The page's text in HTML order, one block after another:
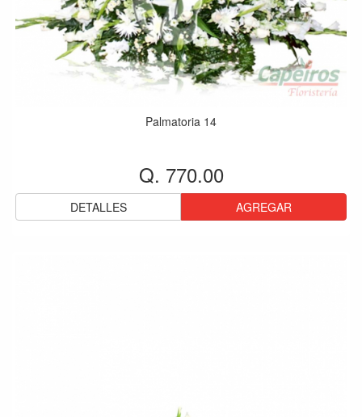
Palmatoria 14
Q. 770.00
DETALLES AGREGAR